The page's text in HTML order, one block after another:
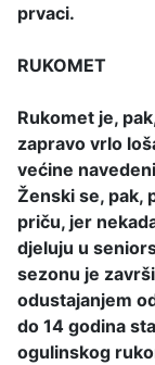
prvaci.
RUKOMET
Rukomet je,
zapravo vrlo
većine
Ženski se, pak,
priču, jer
djeluju u
sezonu je
odustajanjem
do 14 godina
ogulinskog